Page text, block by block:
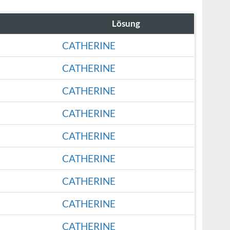
Lösung
CATHERINE
CATHERINE
CATHERINE
CATHERINE
CATHERINE
CATHERINE
CATHERINE
CATHERINE
CATHERINE